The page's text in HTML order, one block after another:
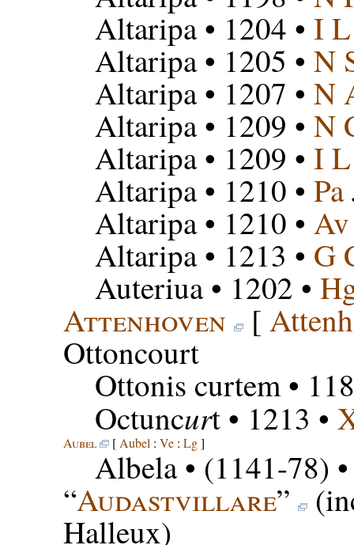
Altaripa• 1204 • I L
Altaripa• 1205 • N
Altaripa• 1207 • N
Altaripa• 1209 • N
Altaripa• 1209 • I L
Altaripa• 1210 • Pa
Altaripa• 1210 •
Altaripa• 1213 • G
Auteriua• 1202 •
Attenhoven [
Ottoncourt
Ottonis curtem•
Octuncurt• 1213 •
Aubel [ Aubel : Ve: Lg]
Albela• (1141-78)
“Audastvillare”
Halleux)